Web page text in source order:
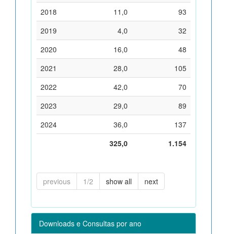
2018
11,0
93
2019
4,0
32
2020
16,0
48
2021
28,0
105
2022
42,0
70
2023
29,0
89
2024
36,0
137
325,0
1.154
previous 1/2 show all next
Downloads e Consultas por ano